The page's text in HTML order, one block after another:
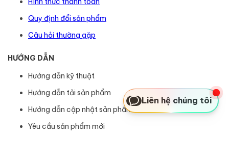
Quy định đổi sản phẩm
Câu hỏi thường gặp
HƯỚNG DẪN
Hướng dẫn kỹ thuật
Hướng dẫn tải sản phẩm
Hướng dẫn cập nhật sản phẩm
Yêu cầu sản phẩm mới
Liên hệ chúng tôi